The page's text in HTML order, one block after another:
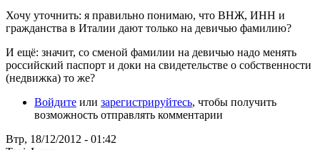
Хочу уточнить: я правильно понимаю, что ВНЖ, ИНН и
гражданства в Италии дают только на девичью фамилию?
И ещё: значит, со сменой фамилии на девичью надо менять
российский паспорт и доки на свидетельстве о собственности
(недвижка) то же?
Войдите или зарегистрируйтесь, чтобы получить
возможность отправлять комментарии
Втр, 18/12/2012 - 01:42